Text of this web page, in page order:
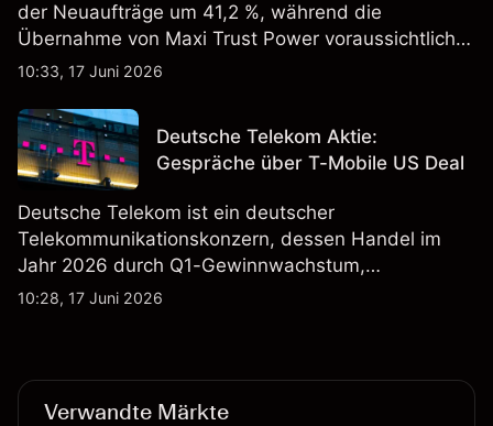
der Neuaufträge um 41,2 %, während die
Übernahme von Maxi Trust Power voraussichtlich
40 Mio. € zum Umsatz von DEUTZ Energy
Vergangenheit ist kein verlässlicher Indikator für
zukünftige Ergebnisse.
10:33, 17 Juni 2026
Deutsche Telekom Aktie:
Gespräche über T-Mobile US Deal
Deutsche Telekom ist ein deutscher
Telekommunikationskonzern, dessen Handel im
Jahr 2026 durch Q1-Gewinnwachstum,
Aktienrückkäufe und Berichte über einen möglichen
10:28, 17 Juni 2026
Verwandte Märkte